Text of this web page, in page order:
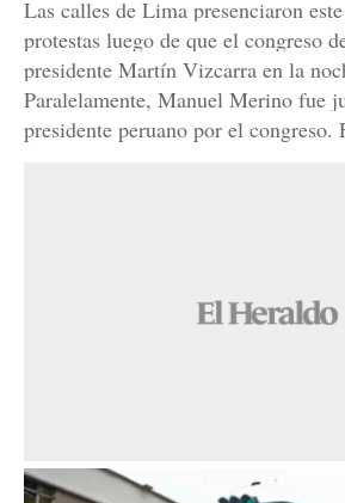
Las calles de Lima presenciaron
protestas luego de que el congreso
presidente Martín Vizcarra en la
Paralelamente, Manuel Merino fue
presidente peruano por el congreso.